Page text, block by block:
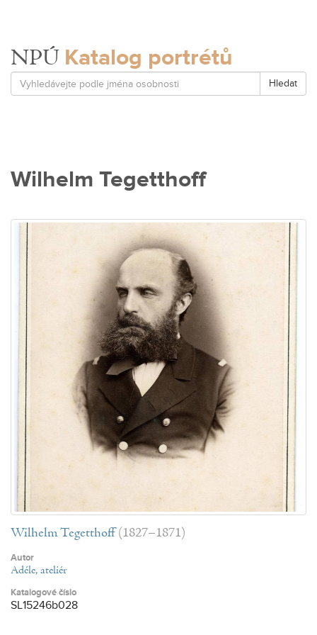
NPÚ Katalog portrétů
Hledat
Wilhelm Tegetthoff
Wilhelm Tegetthoff (1827–1871)
Autor
Adéle, ateliér
Katalogové číslo
SL15246b028